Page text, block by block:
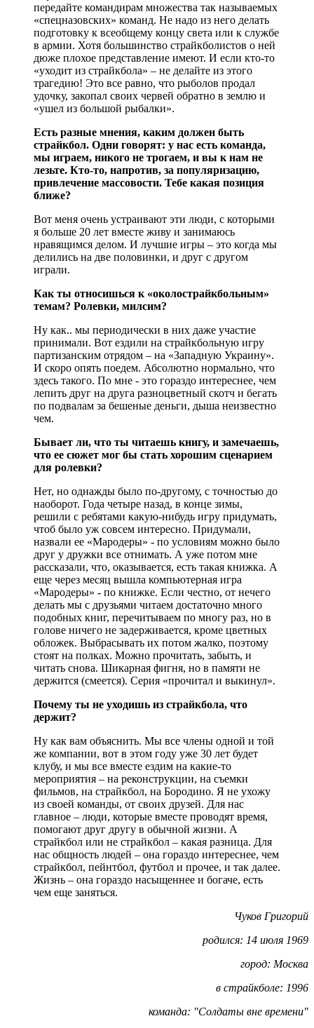
передайте командирам множества так называемых
«спецназовских» команд. Не надо из него делать
подготовку к всеобщему концу света или к службе
в армии. Хотя большинство страйкболистов о ней
дюже плохое представление имеют. И если кто-то
«уходит из страйкбола» – не делайте из этого
трагедию! Это все равно, что рыболов продал
удочку, закопал своих червей обратно в землю и
«ушел из большой рыбалки».
Есть разные мнения, каким должен быть
страйкбол. Одни говорят: у нас есть команда,
мы играем, никого не трогаем, и вы к нам не
лезьте. Кто-то, напротив, за популяризацию,
привлечение массовости. Тебе какая позиция
ближе?
Вот меня очень устраивают эти люди, с которыми
я больше 20 лет вместе живу и занимаюсь
нравящимся делом. И лучшие игры – это когда мы
делились на две половинки, и друг с другом
играли.
Как ты относишься к «околострайкбольным»
темам? Ролевки, милсим?
Ну как.. мы периодически в них даже участие
принимали. Вот ездили на страйкбольную игру
партизанским отрядом – на «Западную Украину».
И скоро опять поедем. Абсолютно нормально, что
здесь такого. По мне - это гораздо интереснее, чем
лепить друг на друга разноцветный скотч и бегать
по подвалам за бешеные деньги, дыша неизвестно
чем.
Бывает ли, что ты читаешь книгу, и замечаешь,
что ее сюжет мог бы стать хорошим сценарием
для ролевки?
Нет, но однажды было по-другому, с точностью до
наоборот. Года четыре назад, в конце зимы,
решили с ребятами какую-нибудь игру придумать,
чтоб было уж совсем интересно. Придумали,
назвали ее «Мародеры» - по условиям можно было
друг у дружки все отнимать. А уже потом мне
рассказали, что, оказывается, есть такая книжка. А
еще через месяц вышла компьютерная игра
«Мародеры» - по книжке. Если честно, от нечего
делать мы с друзьями читаем достаточно много
подобных книг, перечитываем по многу раз, но в
голове ничего не задерживается, кроме цветных
обложек. Выбрасывать их потом жалко, поэтому
стоят на полках. Можно прочитать, забыть, и
читать снова. Шикарная фигня, но в памяти не
держится (смеется). Серия «прочитал и выкинул».
Почему ты не уходишь из страйкбола, что
держит?
Ну как вам объяснить. Мы все члены одной и той
же компании, вот в этом году уже 30 лет будет
клубу, и мы все вместе ездим на какие-то
мероприятия – на реконструкции, на съемки
фильмов, на страйкбол, на Бородино. Я не ухожу
из своей команды, от своих друзей. Для нас
главное – люди, которые вместе проводят время,
помогают друг другу в обычной жизни. А
страйкбол или не страйкбол – какая разница. Для
нас общность людей – она гораздо интереснее, чем
страйкбол, пейнтбол, футбол и прочее, и так далее.
Жизнь – она гораздо насыщеннее и богаче, есть
чем еще заняться.
Чуков Григорий
родился: 14 июля 1969
город: Москва
в страйкболе: 1996
команда: "Солдаты вне времени"